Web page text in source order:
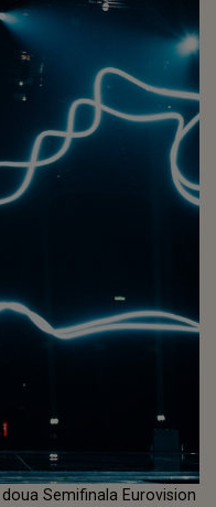
Semifinala Eurovision